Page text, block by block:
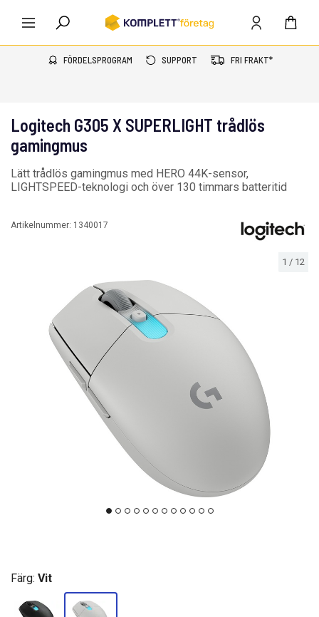
FÖRDELSPROGRAM SUPPORT FRI FRAKT*
1 / 12
Logitech G305 X SUPERLIGHT trådlös
gamingmus
Lätt trådlös gamingmus med HERO 44K-sensor,
LIGHTSPEED-teknologi och över 130 timmars batteritid
Artikelnummer: 1340017
Färg: Vit